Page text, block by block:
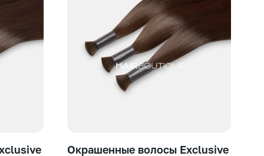
Окрашенные волосы Exclusive